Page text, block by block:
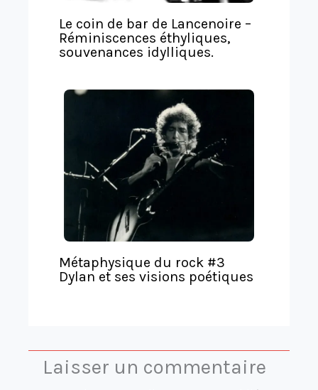
Le coin de bar de Lancenoire –
Réminiscences éthyliques,
souvenances idylliques.
Métaphysique du rock #3
Dylan et ses visions poétiques
Laisser un commentaire